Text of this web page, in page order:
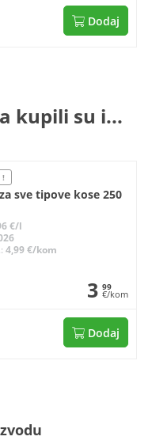
Dodaj
kupili su i...
!
sve tipove kose 250
€/l
4,99 €/kom
3 99
€/kom
Dodaj